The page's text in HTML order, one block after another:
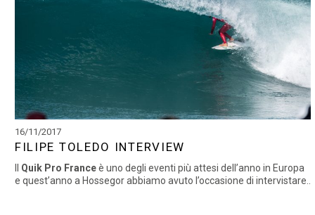
16/11/2017
FILIPE TOLEDO INTERVIEW
Quik Pro Franceè uno degli eventi più attesi dell’anno in Europa
e quest’anno a Hossegor abbiamo avuto l’occasione di intervistare..